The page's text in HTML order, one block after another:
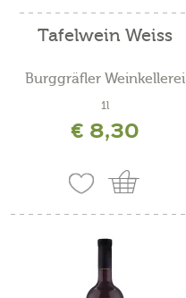
Tafelwein Weiss
Burggräfler Weinkellerei
1l
€ 8,30